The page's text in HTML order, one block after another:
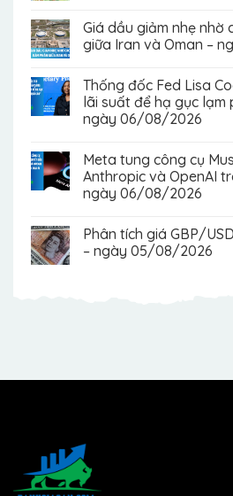
Giá dầu giảm nhẹ nhờ
giữa Iran và Oman –
Thống đốc Fed Lisa
lãi suất để hạ gục lạm
ngày 06/08/2026
Meta tung công cụ
Anthropic và OpenAI
ngày 06/08/2026
Phân tích giá GBP/
– ngày 05/08/2026